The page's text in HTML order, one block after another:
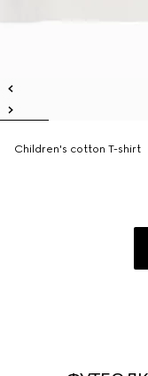
Children's cotton T-shirt